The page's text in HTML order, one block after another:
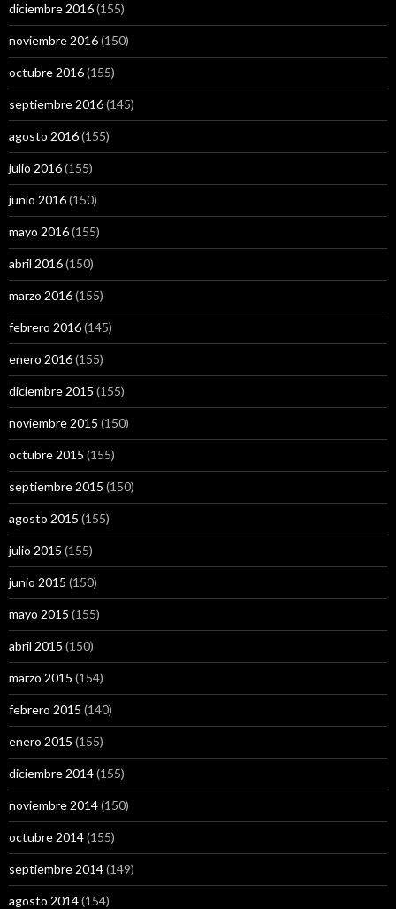
diciembre 2016(155)
noviembre 2016(150)
octubre 2016(155)
septiembre 2016(145)
agosto 2016(155)
julio 2016(155)
junio 2016(150)
mayo 2016(155)
abril 2016(150)
marzo 2016(155)
febrero 2016(145)
enero 2016(155)
diciembre 2015 (155)
noviembre 2015 (150)
octubre 2015 (155)
septiembre 2015 (150)
agosto 2015 (155)
julio 2015 (155)
junio 2015 (150)
mayo 2015 (155)
abril 2015 (150)
marzo 2015 (154)
febrero 2015 (140)
enero 2015 (155)
diciembre 2014(155)
noviembre 2014(150)
octubre 2014(155)
septiembre 2014(149)
agosto 2014(154)